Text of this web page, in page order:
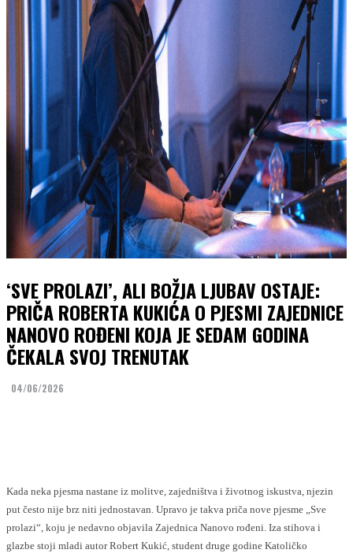
‘SVE PROLAZI’, ALI BOŽJA LJUBAV OSTAJE:
PRIČA ROBERTA KUKIĆA O PJESMI ZAJEDNICE
NANOVO ROĐENI KOJA JE SEDAM GODINA
ČEKALA SVOJ TRENUTAK
04/06/2026
Kada neka pjesma nastane iz molitve, zajedništva i životnog iskustva, njezin
put često nije brz niti jednostavan. Upravo je takva priča nove pjesme „Sve
prolazi“, koju je nedavno objavila Zajednica Nanovo rođeni. Iza stihova i
glazbe stoji mladi autor Robert Kukić, student druge godine Katoličko